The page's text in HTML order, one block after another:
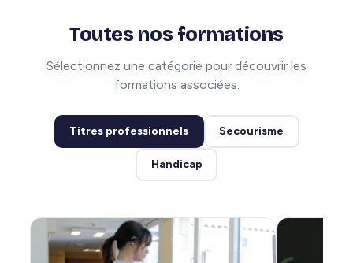
Toutes nos formations
Sélectionnez une catégorie pour découvrir les
formations associées.
Titres professionnels Secourisme
Handicap